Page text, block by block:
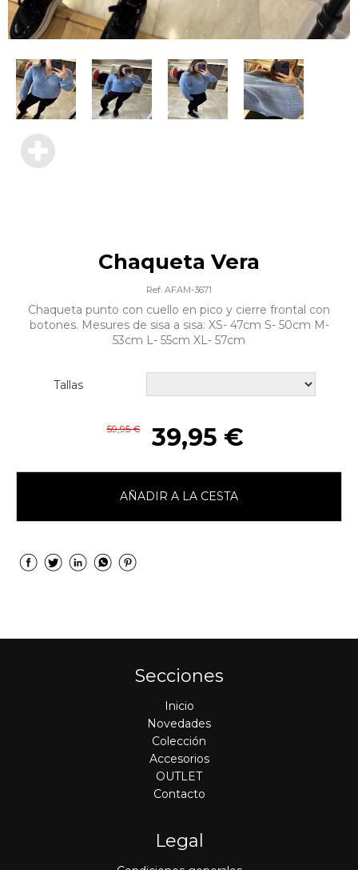
Chaqueta Vera
Ref. AFAM-3671
Chaqueta punto con cuello en pico y cierre frontal con
botones. Mesures de sisa a sisa: XS- 47cm S- 50cm M-
53cm L- 55cm XL- 57cm
Tallas
59,95 € 39,95 €
AÑADIR A LA CESTA
Secciones
Inicio
Novedades
Colección
Accesorios
OUTLET
Contacto
Legal